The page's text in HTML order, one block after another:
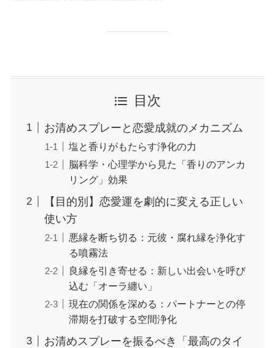
目次
お清めスプレーと恋愛成就のメカニズム
塩と香りがもたらす浄化の力
脳科学・心理学から見た「香りのアンカ
リング」効果
【目的別】恋愛運を劇的に変える正しい
使い方
悪縁を断ち切る：元彼・腐れ縁を浄化す
る噴霧法
良縁を引き寄せる：新しい出会いを呼び
込む「オーラ纏い」
現在の関係を深める：パートナーとの停
滞期を打破する空間浄化
お清めスプレーを振るべき「最高のタイ